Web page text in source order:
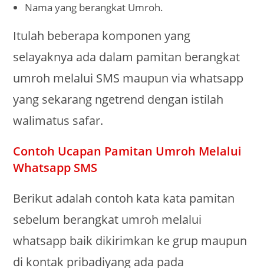
Nama yang berangkat Umroh.
Itulah beberapa komponen yang
selayaknya ada dalam pamitan berangkat
umroh melalui SMS maupun via whatsapp
yang sekarang ngetrend dengan istilah
walimatus safar.
Contoh Ucapan Pamitan Umroh Melalui
Whatsapp SMS
Berikut adalah contoh kata kata pamitan
sebelum berangkat umroh melalui
whatsapp baik dikirimkan ke grup maupun
di kontak pribadiyang ada pada